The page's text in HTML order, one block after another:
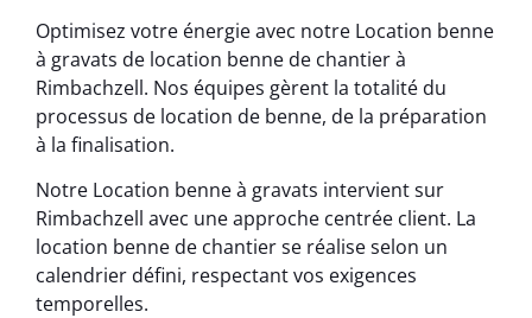
Optimisez votre énergie avec notre Location benne
à gravats de location benne de chantier à
Rimbachzell. Nos équipes gèrent la totalité du
processus de location de benne, de la préparation
à la finalisation.
Notre Location benne à gravats intervient sur
Rimbachzell avec une approche centrée client. La
location benne de chantier se réalise selon un
calendrier défini, respectant vos exigences
temporelles.